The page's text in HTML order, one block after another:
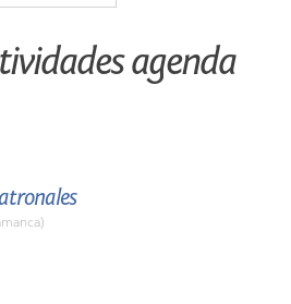
agenda